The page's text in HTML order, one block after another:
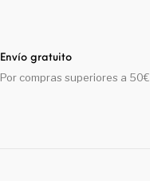
Envío gratuito
Por compras superiores a 50€